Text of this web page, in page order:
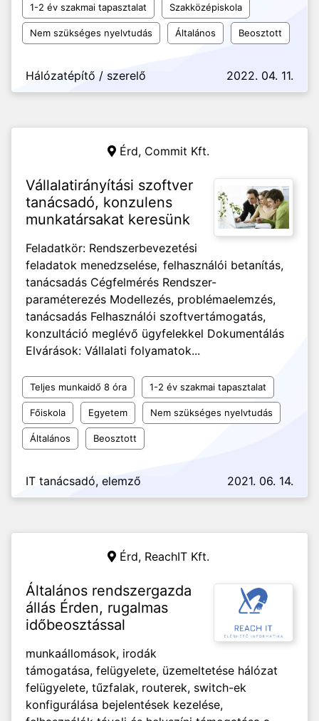
1-2 év szakmai tapasztalat Szakközépiskola
Nem szükséges nyelvtudás Általános Beosztott
Hálózatépítő / szerelő 2022. 04. 11.
Érd, Commit Kft.
Vállalatirányítási szoftver
tanácsadó, konzulens
munkatársakat keresünk
Feladatkör: Rendszerbevezetési
feladatok menedzselése, felhasználói betanítás,
tanácsadás Cégfelmérés Rendszer-
paraméterezés Modellezés, problémaelemzés,
tanácsadás Felhasználói szoftvertámogatás,
konzultáció meglévő ügyfelekkel Dokumentálás
Elvárások: Vállalati folyamatok...
Teljes munkaidő 8 óra 1-2 év szakmai tapasztalat
Főiskola Egyetem Nem szükséges nyelvtudás
Általános Beosztott
IT tanácsadó, elemző 2021. 06. 14.
Érd, ReachIT Kft.
Általános rendszergazda
állás Érden, rugalmas
időbeosztással
munkaállomások, irodák
támogatása, felügyelete, üzemeltetése hálózat
felügyelete, tűzfalak, routerek, switch-ek
konfigurálása bejelentések kezelése,